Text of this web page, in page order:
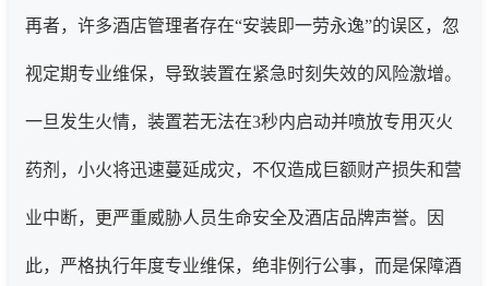
再者，许多酒店管理者存在“安装即一劳永逸”的误区，忽
视定期专业维保，导致装置在紧急时刻失效的风险激增。
一旦发生火情，装置若无法在3秒内启动并喷放专用灭火
药剂，小火将迅速蔓延成灾，不仅造成巨额财产损失和营
业中断，更严重威胁人员生命安全及酒店品牌声誉。因
此，严格执行年度专业维保，绝非例行公事，而是保障酒